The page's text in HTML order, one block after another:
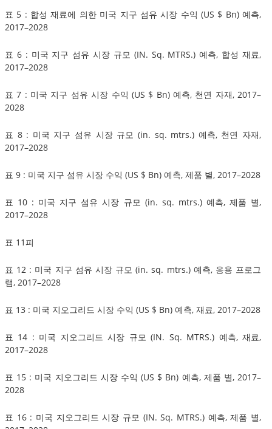
표 5 : 합성 재료에 의한 미국 지구 섬유 시장 수익 (US $ Bn) 예측,
2017–2028
표 6 : 미국 지구 섬유 시장 규모 (IN. Sq. MTRS.) 예측, 합성 재료,
2017–2028
표 7 : 미국 지구 섬유 시장 수익 (US $ Bn) 예측, 천연 자재, 2017–
2028
표 8 : 미국 지구 섬유 시장 규모 (in. sq. mtrs.) 예측, 천연 자재,
2017–2028
표 9 : 미국 지구 섬유 시장 수익 (US $ Bn) 예측, 제품 별, 2017–2028
표 10 : 미국 지구 섬유 시장 규모 (in. sq. mtrs.) 예측, 제품 별,
2017–2028
표 11피
표 12 : 미국 지구 섬유 시장 규모 (in. sq. mtrs.) 예측, 응용 프로그
램, 2017–2028
표 13 : 미국 지오그리드 시장 수익 (US $ Bn) 예측, 재료, 2017–2028
표 14 : 미국 지오그리드 시장 규모 (IN. Sq. MTRS.) 예측, 재료,
2017–2028
표 15 : 미국 지오그리드 시장 수익 (US $ Bn) 예측, 제품 별, 2017–
2028
표 16 : 미국 지오그리드 시장 규모 (IN. Sq. MTRS.) 예측, 제품 별,